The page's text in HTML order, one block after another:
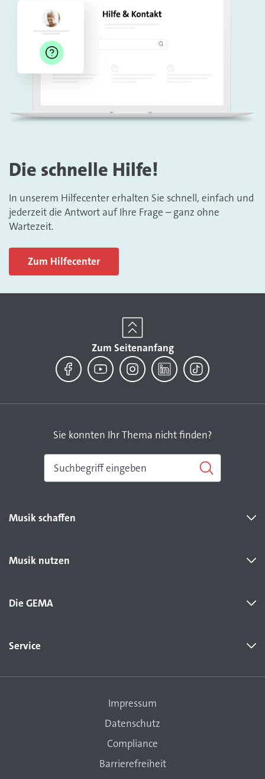
Die schnelle Hilfe!
In unserem Hilfecenter erhalten Sie schnell, einfach und
jederzeit die Antwort auf Ihre Frage – ganz ohne
Wartezeit.
Zum Hilfecenter
Zum Seitenanfang
Sie konnten Ihr Thema nicht finden?
Musik schaffen
Musik nutzen
Die GEMA
Service
Impressum
Datenschutz
Compliance
Barrierefreiheit